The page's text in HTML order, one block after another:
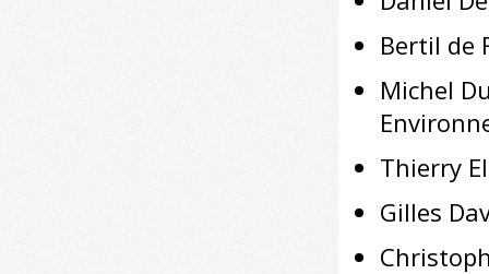
Bertil de
Michel
Thierry
Gilles